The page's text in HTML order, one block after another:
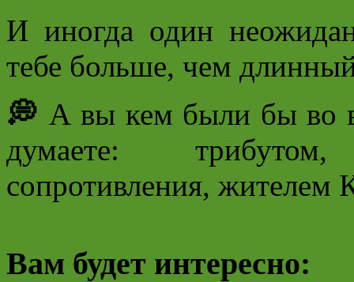
И иногда один
тебе больше, чем
💭 А вы кем были бы во
думаете:
сопротивления, жителем
Вам будет интересно: